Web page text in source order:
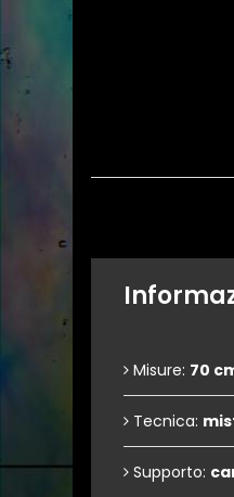
Misure: 70
Tecnica:
Supporto: